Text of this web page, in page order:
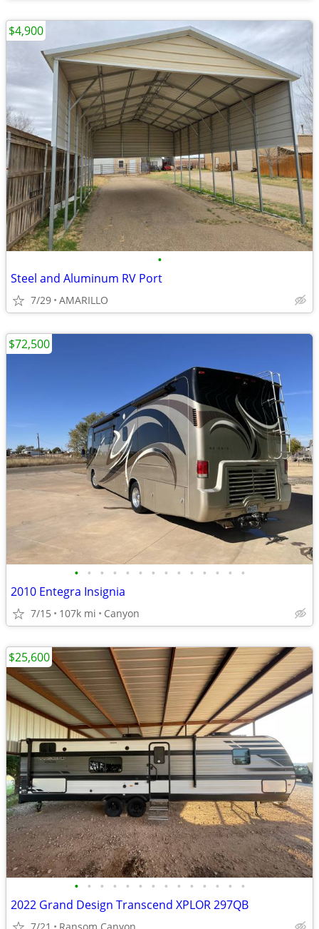
•
Steel and Aluminum RV Port
7/29 AMARILLO
$4,900
• • • • • • • • • • • • • •
2010 Entegra Insignia
7/15 107k mi Canyon
$72,500
• • • • • • • • • • • • • •
2022 Grand Design Transcend XPLOR 297QB
$25,600